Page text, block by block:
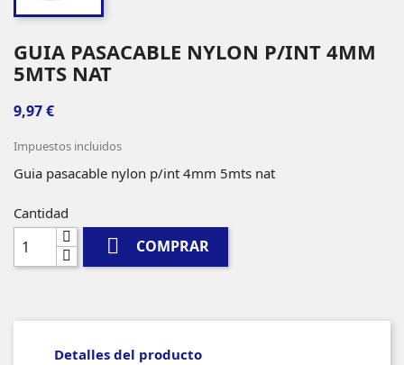
GUIA PASACABLE NYLON P/INT 4MM
5MTS NAT
9,97 €
Impuestos incluidos
Guia pasacable nylon p/int 4mm 5mts nat
Cantidad
 COMPRAR
Detalles del producto